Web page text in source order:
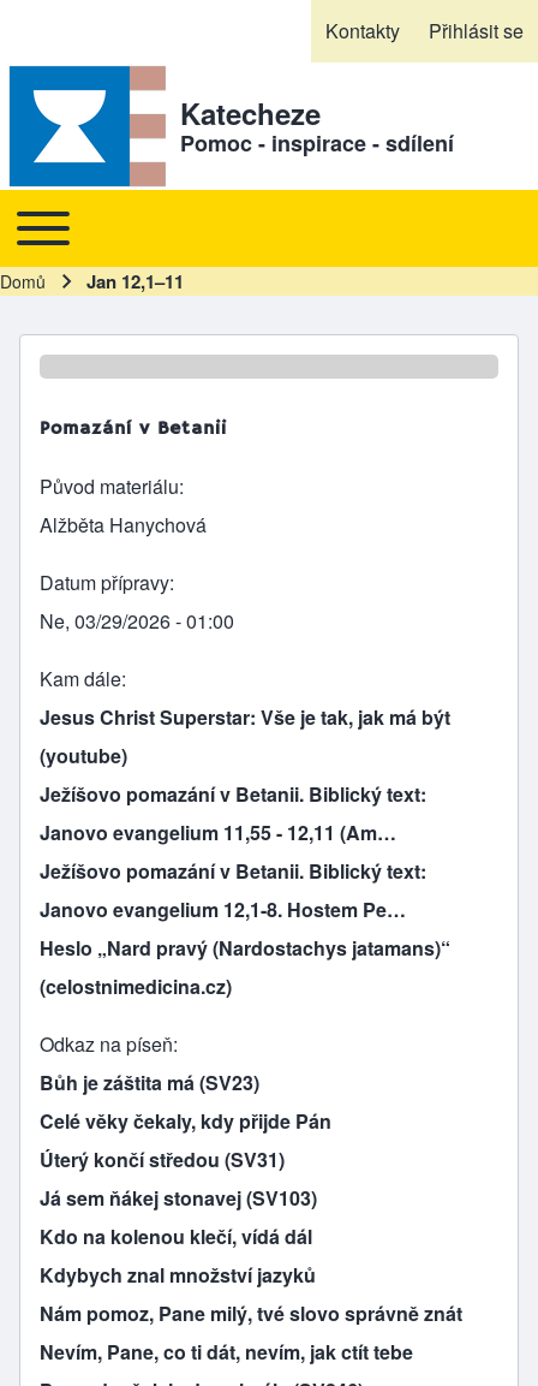
Kontakty Přihlásit se
Katecheze
Pomoc - inspirace - sdílení
Hlavní navigace
Toggle main menu
Drobečková navigace
Domů Jan 12,1–11
Pomazání v Betanii
Původ materiálu
Alžběta Hanychová
Datum přípravy
Ne, 03/29/2026 - 01:00
Kam dále
Jesus Christ Superstar: Vše je tak, jak má být
(youtube)
Ježíšovo pomazání v Betanii. Biblický text:
Janovo evangelium 11,55 - 12,11 (Am…
Ježíšovo pomazání v Betanii. Biblický text:
Janovo evangelium 12,1-8. Hostem Pe…
Heslo „Nard pravý (Nardostachys jatamans)“
(celostnimedicina.cz)
Odkaz na píseň
Bůh je záštita má (SV23)
Celé věky čekaly, kdy přijde Pán
Úterý končí středou (SV31)
Já sem ňákej stonavej (SV103)
Kdo na kolenou klečí, vídá dál
Kdybych znal množství jazyků
Nám pomoz, Pane milý, tvé slovo správně znát
Nevím, Pane, co ti dát, nevím, jak ctít tebe